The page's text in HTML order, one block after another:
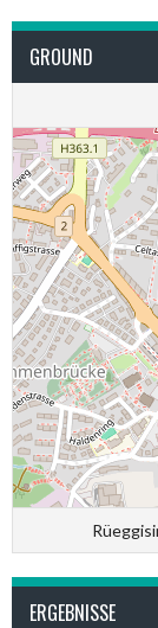
GROUND
ERGEBNISSE